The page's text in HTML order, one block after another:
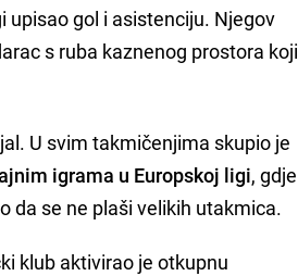
upisao gol i asistenciju. Njegov
s ruba kaznenog prostora koji
U svim takmičenjima skupio je
igrama u Europskoj ligi, gdje
da se ne plaši velikih utakmica.
klub aktivirao je otkupnu